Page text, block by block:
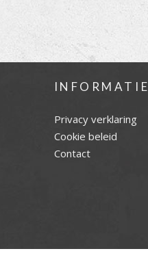
INFORMATIE
Privacy verklaring
Cookie beleid
Contact